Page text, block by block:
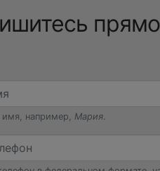
имя, например, Мария.